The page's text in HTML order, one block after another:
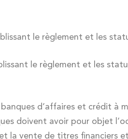
le règlement et les
le règlement et les
d’affaires et crédit à
doivent avoir pour objet
la vente de titres financiers